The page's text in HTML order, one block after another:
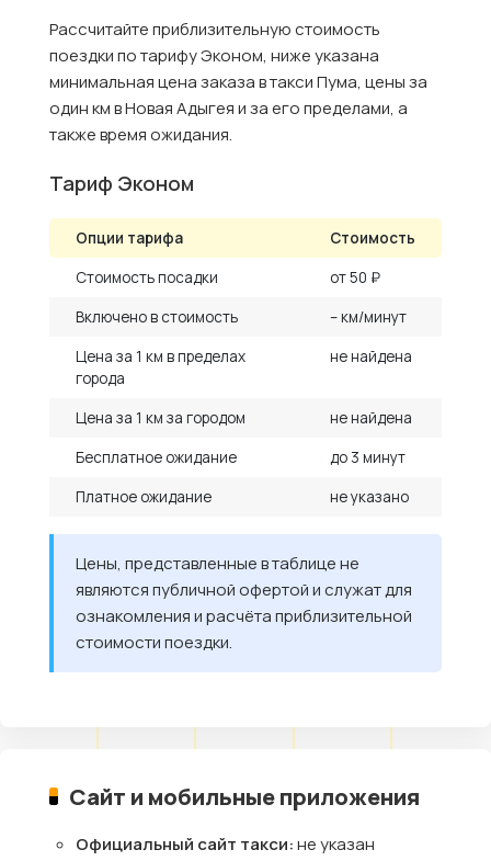
Рассчитайте приблизительную стоимость
поездки по тарифу Эконом, ниже указана
минимальная цена заказа в такси Пума, цены за
один км в Новая Адыгея и за его пределами, а
также время ожидания.
Тариф Эконом
Опции тарифа
Стоимость
Стоимость посадки
от 50 ₽
Включено в стоимость
– км/минут
Цена за 1 км в пределах
города
не найдена
Цена за 1 км за городом
не найдена
Бесплатное ожидание
до 3 минут
Платное ожидание
не указано
Цены, представленные в таблице не
являются публичной офертой и служат для
ознакомления и расчёта приблизительной
стоимости поездки.
Сайт и мобильные приложения
Официальный сайт такси:не указан